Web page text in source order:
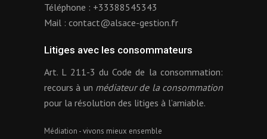
Téléphone : +33388545343
Mail : contact@alsace-gestion.fr
Litiges avec les consommateurs
Art. L 211-3 du Code de la consommation:
recours à un médiateur de la consommation
pour la résolution des litiges à l’amiable.
Médiation - vivons mieux ensemble